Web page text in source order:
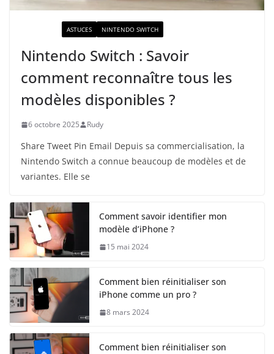
ASTUCES NINTENDO SWITCH
Nintendo Switch : Savoir
comment reconnaître tous les
modèles disponibles ?
6 octobre 2025 Rudy
Share Tweet Pin Email Depuis sa commercialisation, la
Nintendo Switch a connue beaucoup de modèles et de
variantes. Elle se
Comment savoir identifier mon
modèle d’iPhone ?
15 mai 2024
Comment bien réinitialiser son
iPhone comme un pro ?
8 mars 2024
Comment bien réinitialiser son